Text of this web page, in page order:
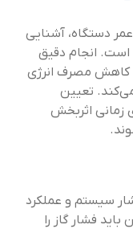
دستگاه، آشنایی
است. انجام دقیق
کاهش مصرف انرژی
تعیین
زمانی اثربخش
سیستم و عملکرد
فشار گاز را